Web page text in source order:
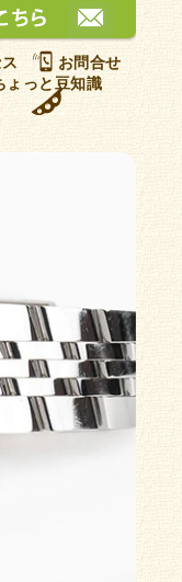
お問合せ
ょっと豆知識